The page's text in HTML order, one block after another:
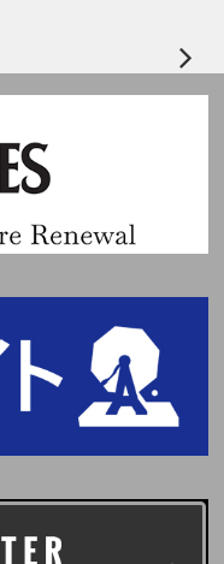
ご了承ください。
でご確認の上、ご購入・ご応
news/2025-10-24/
が、商品は数に限りがありま
了いたしますが、商品数の追加
います。
たラッキードロー先着特典「メ
ます (3形態セット購入で3枚、
・応募抽選用シリアルナンバー
の返送品については保管義務を
様自身で行う様お願いいたしま
当社は一切の責任を負いかねま